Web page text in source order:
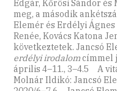
Edgár, Kőrösi Sándor
meg, a második
Elemér és Erdélyi
Renée, Kovács Katona
következtetek. Jancsó
erdélyi irodalomcímmel
április 4–11., 3–4.5 A
Molnár Ildikó: Jancsó